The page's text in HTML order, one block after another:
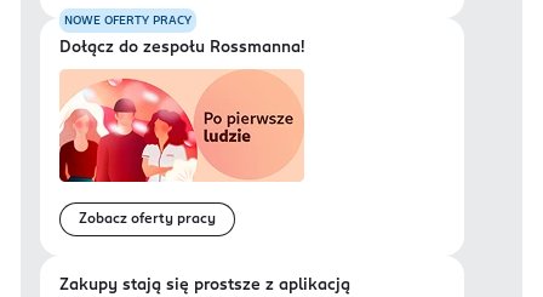
NOWE OFERTY PRACY
Dołącz do zespołu Rossmanna!
Zobacz oferty pracy
Zakupy stają się prostsze z aplikacją